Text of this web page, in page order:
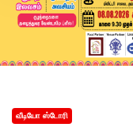
வீடியோ ஸ்டோரி